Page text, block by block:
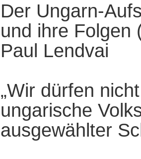
Der Ungarn-
und ihre Folgen
Paul Lendvai
„Wir dürfen
ungarische
ausgewählter